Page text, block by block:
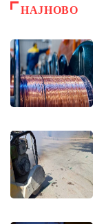
НАЈНОВО